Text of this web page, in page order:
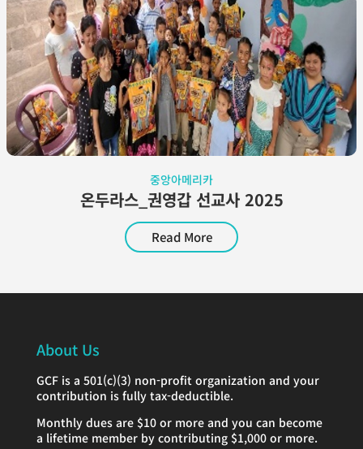
중앙아메리카
온두라스_권영갑 선교사 2025
Read More
About Us
GCF is a 501(c)(3) non-profit organization and your
contribution is fully tax-deductible.
Monthly dues are $10 or more and you can become
a lifetime member by contributing $1,000 or more.